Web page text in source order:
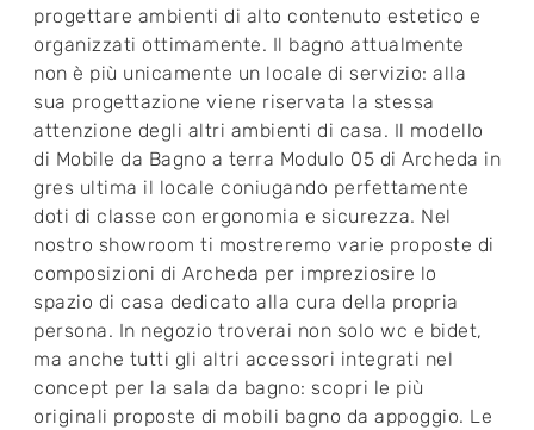
progettare ambienti di alto contenuto estetico e
organizzati ottimamente. Il bagno attualmente
non è più unicamente un locale di servizio: alla
sua progettazione viene riservata la stessa
attenzione degli altri ambienti di casa. Il modello
di Mobile da Bagno a terra Modulo 05 di Archeda in
gres ultima il locale coniugando perfettamente
doti di classe con ergonomia e sicurezza. Nel
nostro showroom ti mostreremo varie proposte di
composizioni di Archeda per impreziosire lo
spazio di casa dedicato alla cura della propria
persona. In negozio troverai non solo wc e bidet,
ma anche tutti gli altri accessori integrati nel
concept per la sala da bagno: scopri le più
originali proposte di mobili bagno da appoggio. Le